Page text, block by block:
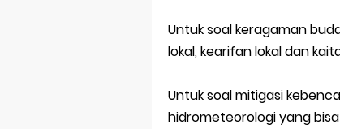
Untuk soal keragaman
lokal, kearifan lokal dan
Untuk soal mitigasi
hidrometeorologi yang